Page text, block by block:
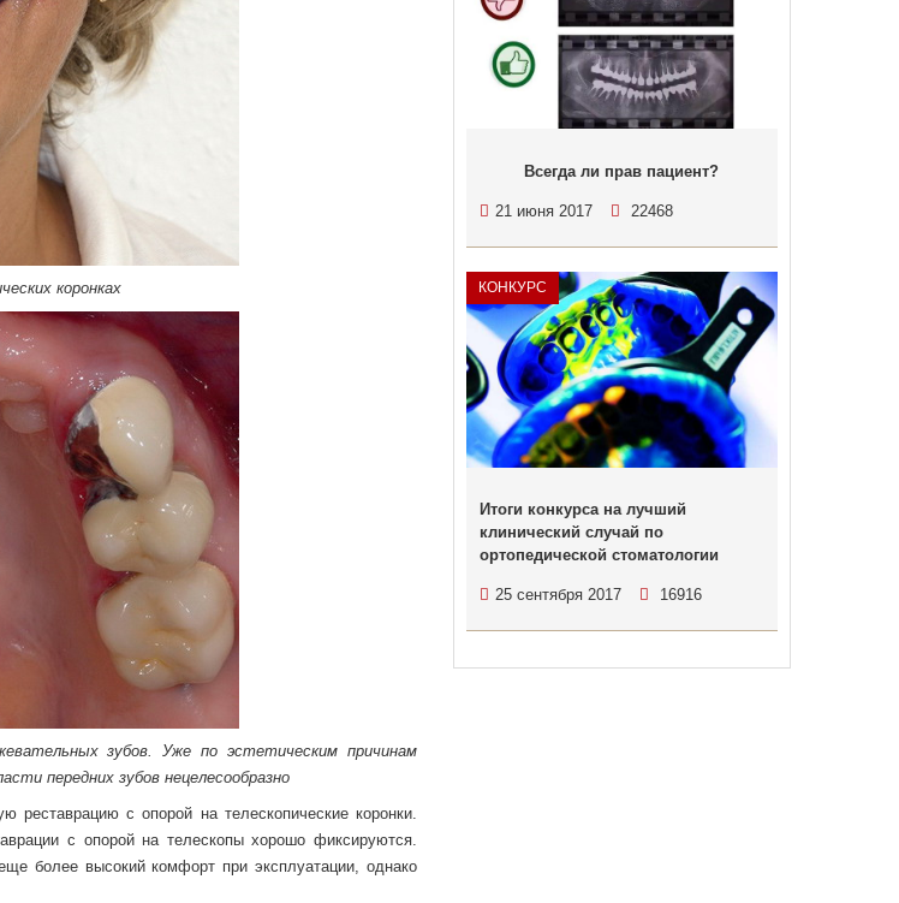
коронках
зубов. Уже по эстетическим причинам
передних зубов нецелесообразно
реставрацию с опорой на телескопические коронки.
с опорой на телескопы хорошо фиксируются.
более высокий комфорт при эксплуатации, однако
Всегда ли прав пациент?
21 июня 2017 22468
КОНКУРС
Итоги конкурса на лучший
клинический случай по
ортопедической стоматологии
25 сентября 2017 16916